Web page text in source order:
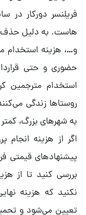
فریلنسر دورکار در
هاست. به دلیل حذف
و…، هزینه استخدام
حضوری و حتی
استخدام مترجمین
روستاها زندگی
به شهرهای بزرگ،
اگر از هزینه انجام
پیشنهادهای قیمتی
بررسی کنید تا از
نکنید که هزینه
تعیین می‌شود و